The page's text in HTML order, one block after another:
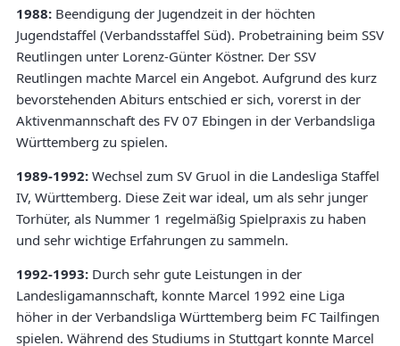
1988: Beendigung der Jugendzeit in der höchten
Jugendstaffel (Verbandsstaffel Süd). Probetraining beim SSV
Reutlingen unter Lorenz-Günter Köstner. Der SSV
Reutlingen machte Marcel ein Angebot. Aufgrund des kurz
bevorstehenden Abiturs entschied er sich, vorerst in der
Aktivenmannschaft des FV 07 Ebingen in der Verbandsliga
Württemberg zu spielen.
1989-1992: Wechsel zum SV Gruol in die Landesliga Staffel
IV, Württemberg. Diese Zeit war ideal, um als sehr junger
Torhüter, als Nummer 1 regelmäßig Spielpraxis zu haben
und sehr wichtige Erfahrungen zu sammeln.
1992-1993: Durch sehr gute Leistungen in der
Landesligamannschaft, konnte Marcel 1992 eine Liga
höher in der Verbandsliga Württemberg beim FC Tailfingen
spielen. Während des Studiums in Stuttgart konnte Marcel